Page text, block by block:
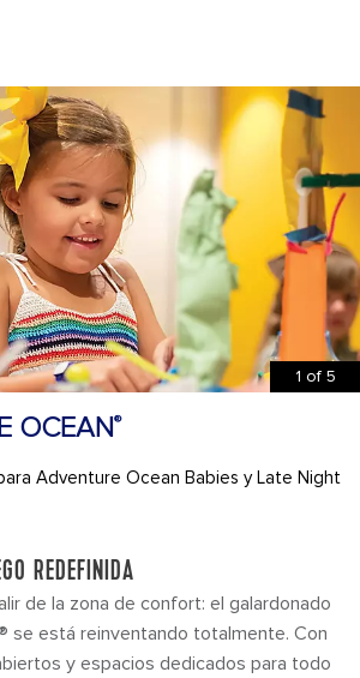
1 of 5
OCEAN®
Adventure Ocean Babies y Late Night
REDEFINIDA
de la zona de confort: el galardonado
se está reinventando totalmente. Con
y espacios dedicados para todo